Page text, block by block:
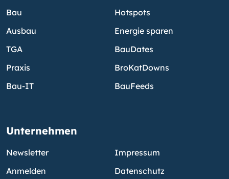
Bau
Ausbau
TGA
Praxis
Bau-IT
Hotspots
Energie sparen
BauDates
BroKatDowns
BauFeeds
Unternehmen
Newsletter
Anmelden
Impressum
Datenschutz